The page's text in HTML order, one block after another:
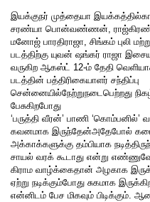
இயக்குநர் முத்தையா
சரண்யா பொன்வண்ணன், ராஜ்கிரண்,
மனோஜ் பாரதிராஜா, சிங்கம் புலி
படத்திற்கு யுவன் ஷங்கர் ராஜா
வருகிற ஆகஸ்ட் 12-ம் தேதி
படத்தின் பத்திரிகையாளர் சந்திப்பு
சென்னையில்நேற்றுநடைபெற்றது
பேசுகிறபோது
‘பருத்தி வீரன்’ பாணி ‘கொம்பனில்’
கவனமாக இருந்தேன்அதேபோல்
அக்காக்களுக்கு தம்பியாக
சாயல் வரக் கூடாது என்று
கிராம வாழ்க்கைதான் அழகாக
ஏற்று நடிக்கும்போது சுகமாக
என்னிடம் பேச மிகவும்